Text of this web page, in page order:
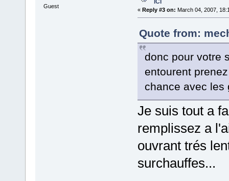
Guest
ICI
« Reply #3 on: March 04, 2007,
Quote from:
donc pour votre
entourent
chance avec les
Je suis tout a
remplissez a
ouvrant trés
surchauffes...